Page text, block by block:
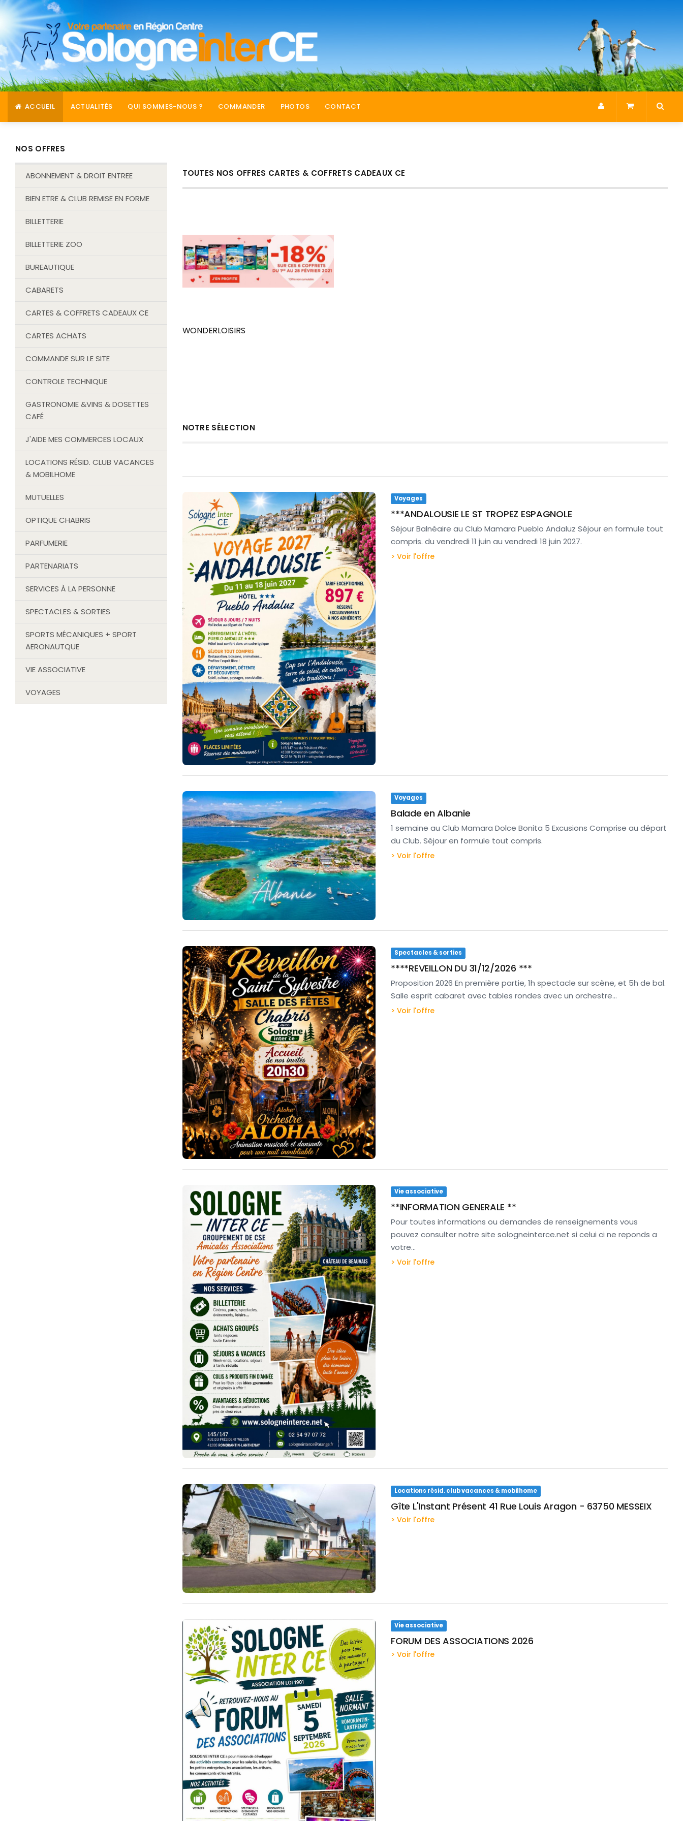
ACCUEIL ACTUALITÉS QUI SOMMES-NOUS ? COMMANDER PHOTOS CONTACT
NOS OFFRES
ABONNEMENT & DROIT ENTREE
BIEN ETRE & CLUB REMISE EN FORME
BILLETTERIE
BILLETTERIE ZOO
BUREAUTIQUE
CABARETS
CARTES & COFFRETS CADEAUX CE
CARTES ACHATS
COMMANDE SUR LE SITE
CONTROLE TECHNIQUE
GASTRONOMIE &VINS & DOSETTES
CAFÉ
J'AIDE MES COMMERCES LOCAUX
LOCATIONS RÉSID. CLUB VACANCES
& MOBILHOME
MUTUELLES
OPTIQUE CHABRIS
PARFUMERIE
PARTENARIATS
SERVICES À LA PERSONNE
SPECTACLES & SORTIES
SPORTS MÉCANIQUES + SPORT
AERONAUTQUE
VIE ASSOCIATIVE
VOYAGES
TOUTES NOS OFFRES CARTES & COFFRETS CADEAUX CE
WONDERLOISIRS
NOTRE SÉLECTION
Voyages
***ANDALOUSIE LE ST TROPEZ ESPAGNOLE
Séjour Balnéaire au Club Mamara Pueblo Andaluz Séjour en formule tout
compris. du vendredi 11 juin au vendredi 18 juin 2027.
> Voir l'offre
Voyages
Balade en Albanie
1 semaine au Club Mamara Dolce Bonita 5 Excusions Comprise au départ
du Club. Séjour en formule tout compris.
> Voir l'offre
Spectacles & sorties
****REVEILLON DU 31/12/2026 ***
Proposition 2026 En première partie, 1h spectacle sur scène, et 5h de bal.
Salle esprit cabaret avec tables rondes avec un orchestre…
> Voir l'offre
Vie associative
**INFORMATION GENERALE **
Pour toutes informations ou demandes de renseignements vous
pouvez consulter notre site sologneinterce.net si celui ci ne reponds a
votre…
> Voir l'offre
Locations résid. club vacances & mobilhome
Gîte L'Instant Présent 41 Rue Louis Aragon - 63750 MESSEIX
> Voir l'offre
Vie associative
FORUM DES ASSOCIATIONS 2026
> Voir l'offre